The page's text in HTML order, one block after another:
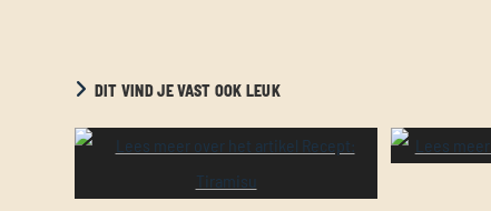
DIT VIND JE VAST OOK LEUK